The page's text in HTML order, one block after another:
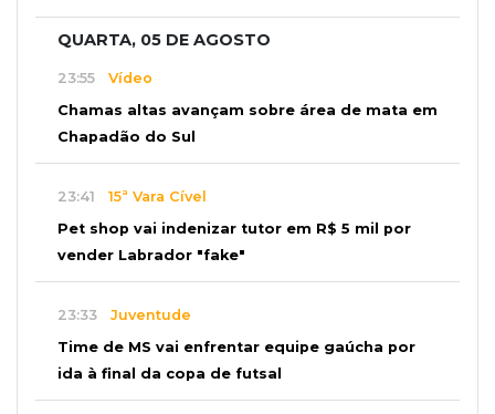
QUARTA, 05 DE AGOSTO
23:55 Vídeo
Chamas altas avançam sobre área de mata em
Chapadão do Sul
23:41 15ª Vara Cível
Pet shop vai indenizar tutor em R$ 5 mil por
vender Labrador "fake"
23:33 Juventude
Time de MS vai enfrentar equipe gaúcha por
ida à final da copa de futsal